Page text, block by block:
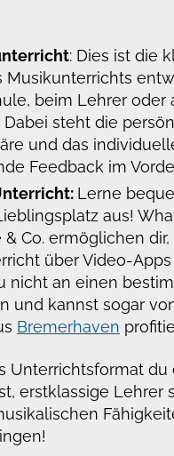
: Dies ist die
Musikunterrichts
beim Lehrer oder
Dabei steht die
und das
Feedback im
Lerne
aus!
& Co. ermöglichen
über Video-
nicht an einen
und kannst sogar
Bremerhaven
Unterrichtsformat du
erstklassige Lehrer